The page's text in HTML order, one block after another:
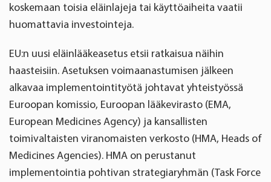
koskemaan toisia eläinlajeja tai käyttöaiheita vaatii
huomattavia investointeja.
EU:n uusi eläinlääkeasetus etsii ratkaisua näihin
haasteisiin. Asetuksen voimaanastumisen jälkeen
alkavaa implementointityötä johtavat yhteistyössä
Euroopan komissio, Euroopan lääkevirasto (EMA,
European Medicines Agency) ja kansallisten
toimivaltaisten viranomaisten verkosto (HMA, Heads of
Medicines Agencies). HMA on perustanut
implementointia pohtivan strategiaryhmän (Task Force